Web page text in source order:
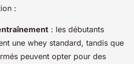
:
: les débutants
une whey standard, tandis que
peuvent opter pour des